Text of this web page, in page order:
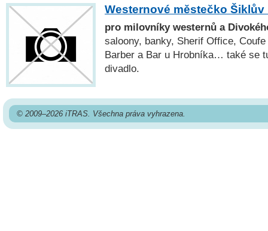
Westernové městečko Šiklův
pro milovníky westernů a
saloony, banky, Sherif Office,
Barber a Bar u Hrobníka… také se
divadlo.
© 2009–2026 iTRAS. Všechna práva vyhrazena.